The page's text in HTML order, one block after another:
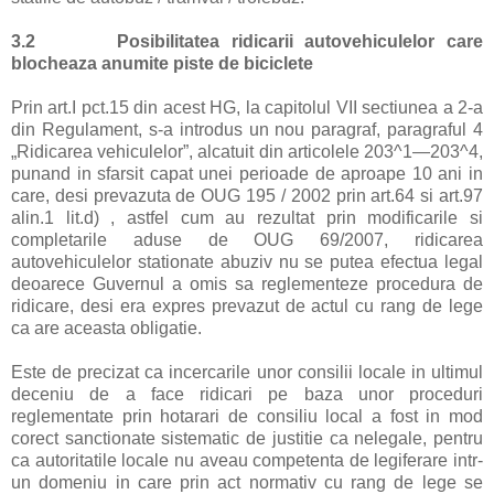
3.2
Posibilitatea ridicarii autovehiculelor care
blocheaza anumite piste de biciclete
Prin art.I pct.15 din acest HG, la capitolul VII sectiunea a 2-a
din Regulament, s-a introdus un nou paragraf, paragraful 4
„Ridicarea vehiculelor”, alcatuit din articolele 203^1—203^4,
punand in sfarsit capat unei perioade de aproape 10 ani in
care, desi prevazuta de OUG 195 / 2002 prin art.64 si art.97
alin.1 lit.d) , astfel cum au rezultat prin modificarile si
completarile aduse de OUG 69/2007, ridicarea
autovehiculelor stationate abuziv nu se putea efectua legal
deoarece Guvernul a omis sa reglementeze procedura de
ridicare, desi era expres prevazut de actul cu rang de lege
ca are aceasta obligatie.
Este de precizat ca incercarile unor consilii locale in ultimul
deceniu de a face ridicari pe baza unor proceduri
reglementate prin hotarari de consiliu local a fost in mod
corect sanctionate sistematic de justitie ca nelegale, pentru
ca autoritatile locale nu aveau competenta de legiferare intr-
un domeniu in care prin act normativ cu rang de lege se